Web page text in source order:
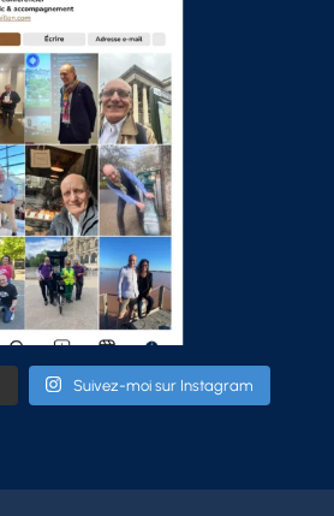
Suivez-moi sur Instagram